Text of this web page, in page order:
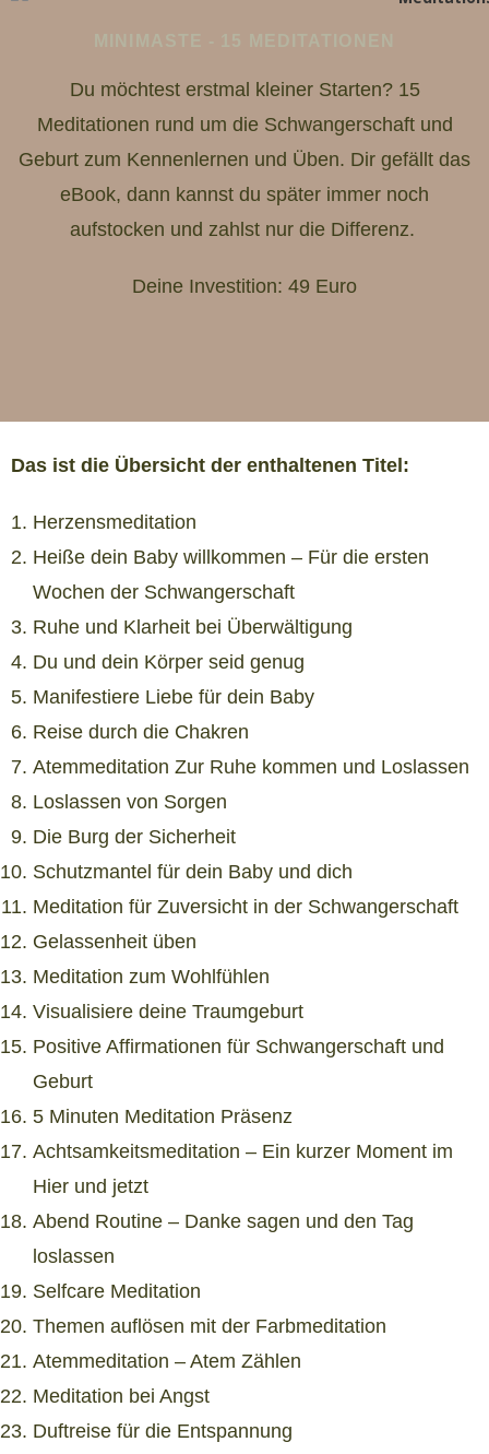
Du möchtest erstmal kleiner Starten? 15
Meditationen rund um die Schwangerschaft und
Geburt zum Kennenlernen und Üben. Dir gefällt das
eBook, dann kannst du später immer noch
aufstocken und zahlst nur die Differenz.
Deine Investition: 49 Euro
Das ist die Übersicht der enthaltenen Titel:
Herzensmeditation
Heiße dein Baby willkommen – Für die ersten
Wochen der Schwangerschaft
Ruhe und Klarheit bei Überwältigung
Du und dein Körper seid genug
Manifestiere Liebe für dein Baby
Reise durch die Chakren
Atemmeditation Zur Ruhe kommen und Loslassen
Loslassen von Sorgen
Die Burg der Sicherheit
Schutzmantel für dein Baby und dich
Meditation für Zuversicht in der Schwangerschaft
Gelassenheit üben
Meditation zum Wohlfühlen
Visualisiere deine Traumgeburt
Positive Affirmationen für Schwangerschaft und
Geburt
5 Minuten Meditation Präsenz
Achtsamkeitsmeditation – Ein kurzer Moment im
Hier und jetzt
Abend Routine – Danke sagen und den Tag
loslassen
Selfcare Meditation
Themen auflösen mit der Farbmeditation
Atemmeditation – Atem Zählen
Meditation bei Angst
Duftreise für die Entspannung